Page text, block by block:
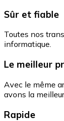
Sûr et fiable
Toutes nos
informatique.
Le meilleur
Avec le même
avons la
Rapide